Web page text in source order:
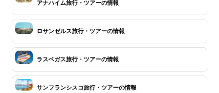
アナハイム旅行・ツアーの情報
ロサンゼルス旅行・ツアーの情報
ラスベガス旅行・ツアーの情報
サンフランシスコ旅行・ツアーの情報